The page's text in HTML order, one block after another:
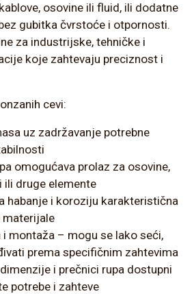
osovine ili fluid, ili dodatne
gubitka čvrstoće i otpornosti.
za industrijske, tehničke i
koje zahtevaju preciznost i
cevi:
uz zadržavanje potrebne
omogućava prolaz za osovine,
ili druge elemente
habanje i koroziju karakteristična
materijale
i montaža – mogu se lako seći,
prema specifičnim zahtevima
i prečnici rupa dostupni
potrebe i zahteve